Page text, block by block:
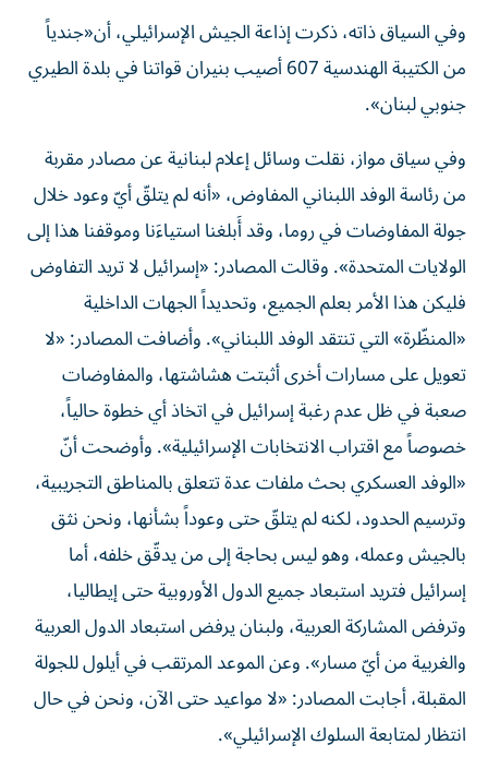
وفي السياق ذاته، ذكرت إذاعة الجيش الإسرائيلي، أن«جندياً
من الكتيبة الهندسية 607 أصيب بنيران قواتنا في بلدة الطيري
جنوبي ​لبنان​».
وفي سياق مواز، نقلت وسائل إعلام لبنانية عن مصادر مقربة
من ​رئاسة الوفد اللبناني​ المفاوض، «أنه لم يتلقّ أيّ وعود خلال
جولة المفاوضات في روما، وقد أَبلغنا استياءَنا وموقفنا هذا إلى
الولايات المتحدة». وقالت المصادر: «​إسرائيل​ لا تريد التفاوض
فليكن هذا الأمر بعلم الجميع، وتحديداً الجهات الداخلية
«المنظّرة» التي تنتقد الوفد اللبناني». وأضافت المصادر: «لا
تعويل على مسارات أخرى أثبتت هشاشتها، والمفاوضات
صعبة في ظل عدم رغبة إسرائيل في اتخاذ أي خطوة حالياً،
خصوصاً مع اقتراب الانتخابات الإسرائيلية». وأوضحت أنّ
«الوفد العسكري بحث ملفات عدة تتعلق بالمناطق التجريبية،
وترسيم الحدود، لكنه لم يتلقّ حتى وعوداً بشأنها، ونحن نثق
بالجيش وعمله، وهو ليس بحاجة إلى من يدقّق خلفه، أما
إسرائيل فتريد استبعاد جميع الدول الأوروبية حتى إيطاليا،
وترفض المشاركة العربية، ولبنان يرفض استبعاد الدول العربية
والغربية من أيّ مسار». وعن الموعد المرتقب في أيلول للجولة
المقبلة، أجابت المصادر: «لا مواعيد حتى الآن، ونحن في حال
انتظار لمتابعة السلوك الإسرائيلي».